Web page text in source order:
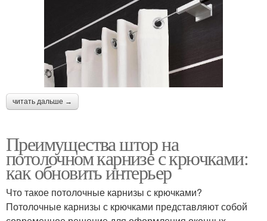
читать дальше →
Преимущества штор на
потолочном карнизе с крючками:
как обновить интерьер
Что такое потолочные карнизы с крючками?
Потолочные карнизы с крючками представляют собой